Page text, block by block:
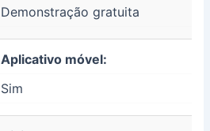
Demonstração gratuita
Aplicativo móvel:
Sim